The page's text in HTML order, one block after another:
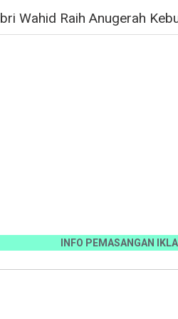
Wahid Raih Anugerah
INFO PEMASANGAN IKLAN